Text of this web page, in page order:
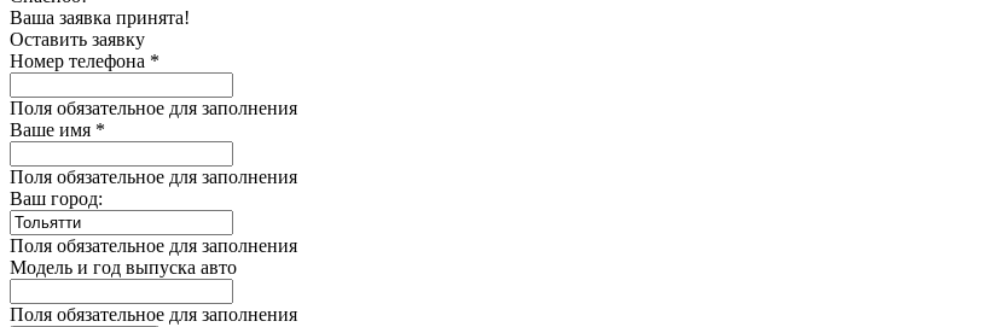
Ваша заявка принята!
Оставить заявку
Номер телефона *
Поля обязательное для заполнения
Ваше имя *
Поля обязательное для заполнения
Ваш город:
Поля обязательное для заполнения
Модель и год выпуска авто
Поля обязательное для заполнения